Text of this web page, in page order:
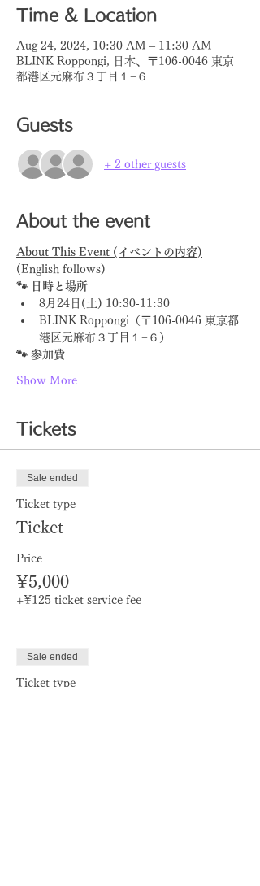
Time & Location
Aug 24, 2024, 10:30 AM – 11:30 AM
BLINK Roppongi, 日本、〒106-0046 東京
都港区元麻布３丁目１−６
Guests
+ 2 other guests
About the event
About This Event (イベントの内容)
(English follows)
🐾 日時と場所
8月24日(土) 10:30-11:30
BLINK Roppongi（〒106-0046 東京都
港区元麻布３丁目１−６）
🐾 参加費
Show More
Tickets
Sale ended
Ticket type
Ticket
Price
¥5,000
+¥125 ticket service fee
Sale ended
Ticket type